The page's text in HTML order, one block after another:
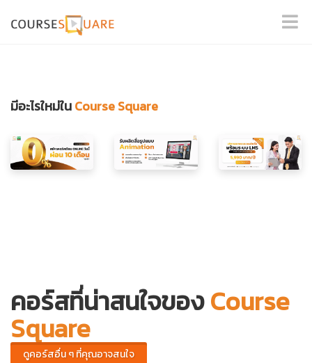
มีอะไรใหม่ในCourse Square
คอร์สที่น่าสนใจของCourse
Square
ดูคอร์สอื่น ๆ ที่คุณอาจสนใจ